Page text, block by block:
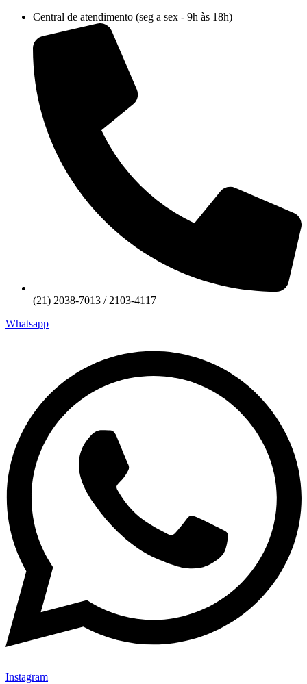
conteúdo
Central de atendimento (seg a sex - 9h às 18h)
(21) 2038-7013 / 2103-4117
Whatsapp
Instagram